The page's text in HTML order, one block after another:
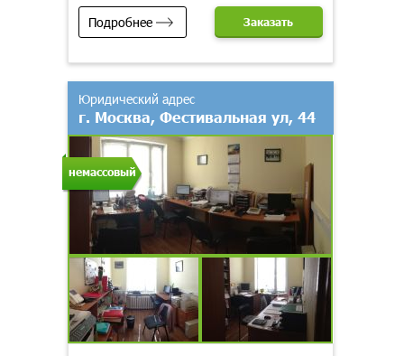
Подробнее Заказать
немассовый
Юридический адрес
г. Москва, Фестивальная ул, 44